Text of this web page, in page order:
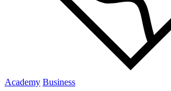
Academy Business